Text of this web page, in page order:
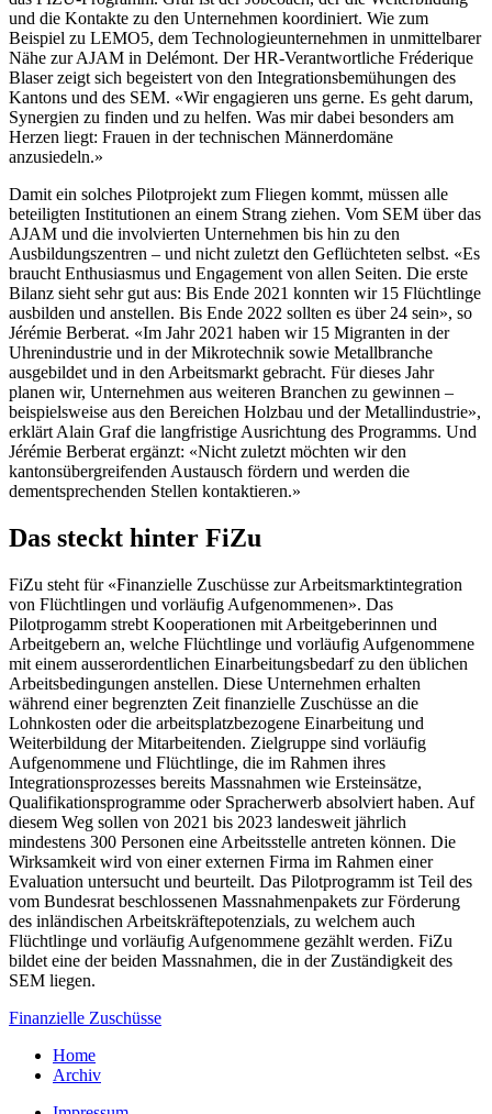
und die Kontakte zu den Unternehmen koordiniert. Wie zum
Beispiel zu LEMO5, dem Technologieunternehmen in unmittelbarer
Nähe zur AJAM in Delémont. Der HR-Verantwortliche Fréderique
Blaser zeigt sich begeistert von den Integrationsbemühungen des
Kantons und des SEM. «Wir engagieren uns gerne. Es geht darum,
Synergien zu finden und zu helfen. Was mir dabei besonders am
Herzen liegt: Frauen in der technischen Männerdomäne
anzusiedeln.»
Damit ein solches Pilotprojekt zum Fliegen kommt, müssen alle
beteiligten Institutionen an einem Strang ziehen. Vom SEM über das
AJAM und die involvierten Unternehmen bis hin zu den
Ausbildungszentren – und nicht zuletzt den Geflüchteten selbst. «Es
braucht Enthusiasmus und Engagement von allen Seiten. Die erste
Bilanz sieht sehr gut aus: Bis Ende 2021 konnten wir 15 Flüchtlinge
ausbilden und anstellen. Bis Ende 2022 sollten es über 24 sein», so
Jérémie Berberat. «Im Jahr 2021 haben wir 15 Migranten in der
Uhrenindustrie und in der Mikrotechnik sowie Metallbranche
ausgebildet und in den Arbeitsmarkt gebracht. Für dieses Jahr
planen wir, Unternehmen aus weiteren Branchen zu gewinnen –
beispielsweise aus den Bereichen Holzbau und der Metallindustrie»,
erklärt Alain Graf die langfristige Ausrichtung des Programms. Und
Jérémie Berberat ergänzt: «Nicht zuletzt möchten wir den
kantonsübergreifenden Austausch fördern und werden die
dementsprechenden Stellen kontaktieren.»
Das steckt hinter FiZu
FiZu steht für «Finanzielle Zuschüsse zur Arbeitsmarkt­integration
von Flüchtlingen und vorläufig Aufgenommenen». Das
Pilotprogamm strebt Kooperationen mit Arbeitgeberinnen und
Arbeitgebern an, welche Flüchtlinge und vorläufig Aufgenommene
mit einem ausserordentlichen Einarbeitungsbedarf zu den üblichen
Arbeitsbedingungen anstellen. Diese Unternehmen erhalten
während einer begrenzten Zeit finanzielle Zuschüsse an die
Lohnkosten oder die arbeitsplatzbezogene Einarbeitung und
Weiterbildung der Mitarbeitenden. Zielgruppe sind vorläufig
Aufgenommene und Flüchtlinge, die im Rahmen ihres
Integrationsprozesses bereits Massnahmen wie Ersteinsätze,
Qualifikationsprogramme oder Spracherwerb absolviert haben. Auf
diesem Weg sollen von 2021 bis 2023 landesweit jährlich
mindestens 300 Personen eine Arbeitsstelle antreten können. Die
Wirksamkeit wird von einer externen Firma im Rahmen einer
Evaluation untersucht und beurteilt. Das Pilotprogramm ist Teil des
vom Bundesrat beschlossenen Massnahmenpakets zur Förderung
des inländischen Arbeitskräftepotenzials, zu welchem auch
Flüchtlinge und vorläufig Aufgenommene gezählt werden. FiZu
bildet eine der beiden Massnahmen, die in der Zuständigkeit des
SEM liegen.
Finanzielle Zuschüsse
Home
Archiv